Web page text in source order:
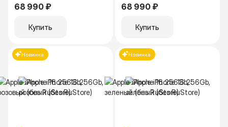
68 990 ₽
Купить
68 990 ₽
Купить
Новинка Новинка